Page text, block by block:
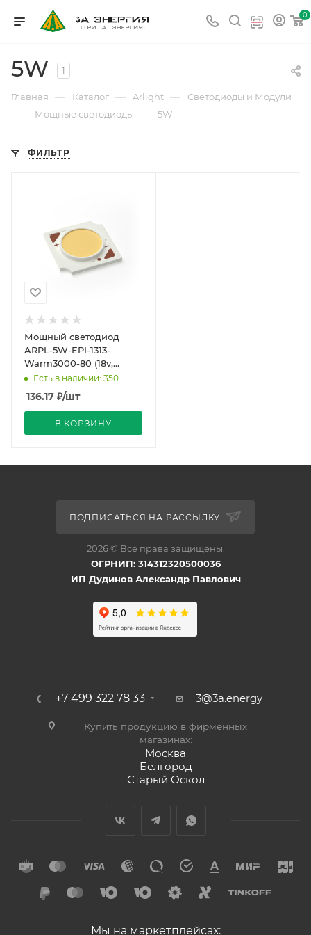
0
5W 1
Главная — Каталог — Arlight — Светодиоды и Модули
— Мощные светодиоды — 5W
ФИЛЬТР
Мощный светодиод
ARPL-5W-EPI-1313-
Warm3000-80 (18v,
300mA) (Arlight,
13.5х13.5мм (матрица))
Есть в наличии: 350
136.17 ₽/шт
В КОРЗИНУ
ПОДПИСАТЬСЯ НА РАССЫЛКУ
2026 © Все права защищены.
ОГРНИП: 314312320500036
ИП Дудинов Александр Павлович
+7 499 322 78 33 3@3a.energy
Купить продукцию в фирменных
магазинах:
Москва
Белгород
Старый Оскол
Мы на маркетплейсах: